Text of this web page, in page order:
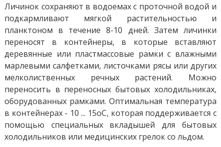
Личинок сохраняют в водоемах с проточной водой и
подкармливают мягкой растительностью и
планктоном в течение 8-10 дней. Затем личинки
переносят в контейнеры, в которые вставляют
деревянные или пластмассовые рамки с влажными
марлевыми салфетками, листочками рясы или других
мелколиственных речных растений. Можно
переносить в переносных бытовых холодильниках,
оборудованных рамками. Оптимальная температура
в контейнерах - 10 ... 15оС, которая поддерживается с
помощью специальных вкладышей для бытовых
холодильников или медицинских грелок со льдом.